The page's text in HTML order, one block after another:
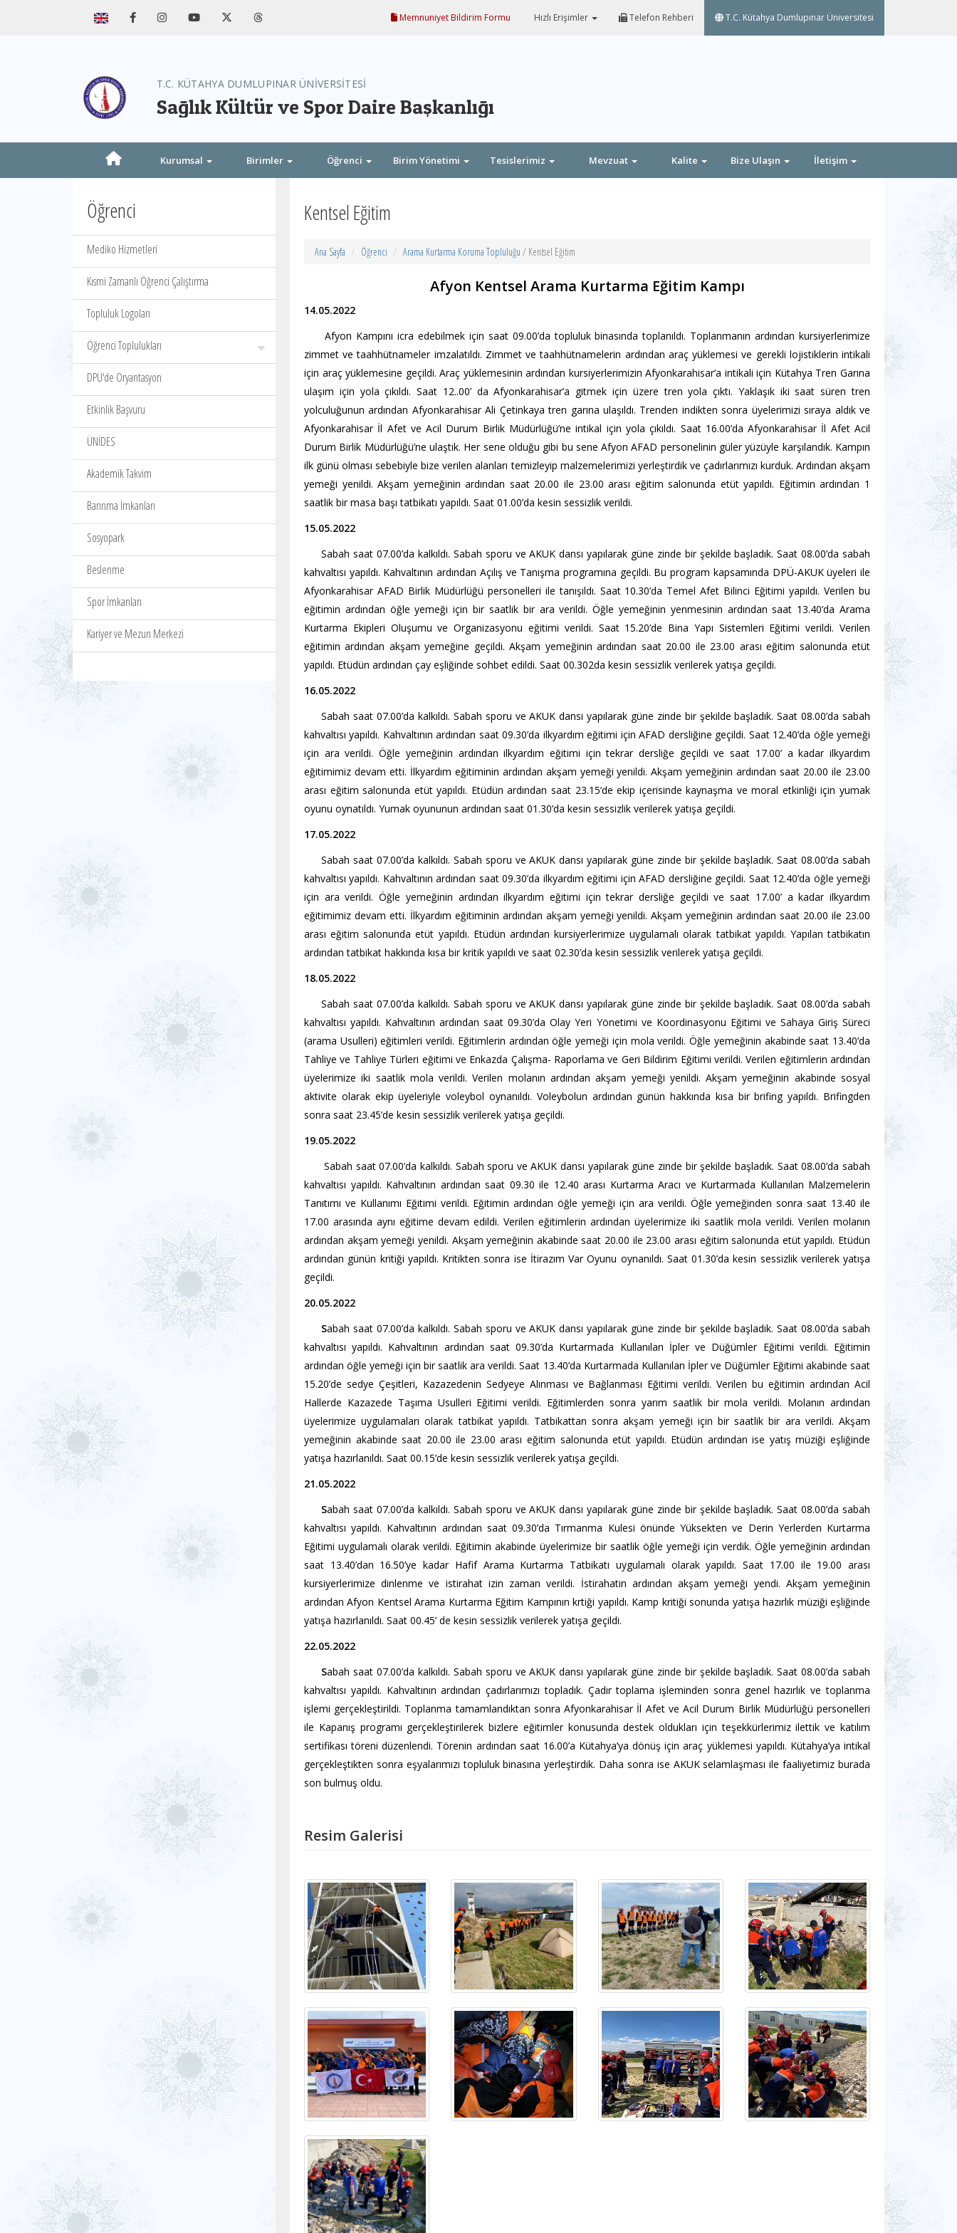
Memnuniyet Bildirim Formu Hızlı Erişimler Telefon Rehberi T.C. Kütahya Dumlupınar Üniversitesi
T.C. KÜTAHYA DUMLUPINAR ÜNİVERSİTESİ
Sağlık Kültür ve Spor Daire Başkanlığı
Kurumsal Birimler Öğrenci Birim Yönetimi Tesislerimiz Mevzuat Kalite Bize Ulaşın İletişim
Öğrenci
Mediko Hizmetleri
Kısmi Zamanlı Öğrenci Çalıştırma
Topluluk Logoları
Öğrenci Toplulukları
DPÜ‘de Oryantasyon
Etkinlik Başvuru
ÜNİDES
Akademik Takvim
Barınma İmkanları
Sosyopark
Beslenme
Spor İmkanları
Kariyer ve Mezun Merkezi
Kentsel Eğitim
Ana Sayfa Öğrenci Arama Kurtarma Koruma Topluluğu / Kentsel Eğitim
Afyon Kentsel Arama Kurtarma Eğitim Kampı
14.05.2022
Afyon Kampını icra edebilmek için saat 09.00’da topluluk binasında toplanıldı. Toplanmanın ardından kursiyerlerimize
zimmet ve taahhütnameler imzalatıldı. Zimmet ve taahhütnamelerin ardından araç yüklemesi ve gerekli lojistiklerin intikali
için araç yüklemesine geçildi. Araç yüklemesinin ardından kursiyerlerimizin Afyonkarahisar’a intikali için Kütahya Tren Garına
ulaşım için yola çıkıldı. Saat 12..00’ da Afyonkarahisar’a gitmek için üzere tren yola çıktı. Yaklaşık iki saat süren tren
yolculuğunun ardından Afyonkarahisar Ali Çetinkaya tren garına ulaşıldı. Trenden indikten sonra üyelerimizi sıraya aldık ve
Afyonkarahisar İl Afet ve Acil Durum Birlik Müdürlüğü’ne intikal için yola çıkıldı. Saat 16.00’da Afyonkarahisar İl Afet Acil
Durum Birlik Müdürlüğü’ne ulaştık. Her sene olduğu gibi bu sene Afyon AFAD personelinin güler yüzüyle karşılandık. Kampın
ilk günü olması sebebiyle bize verilen alanları temizleyip malzemelerimizi yerleştirdik ve çadırlarımızı kurduk. Ardından akşam
yemeği yenildi. Akşam yemeğinin ardından saat 20.00 ile 23.00 arası eğitim salonunda etüt yapıldı. Eğitimin ardından 1
saatlik bir masa başı tatbikatı yapıldı. Saat 01.00’da kesin sessizlik verildi.
15.05.2022
Sabah saat 07.00’da kalkıldı. Sabah sporu ve AKUK dansı yapılarak güne zinde bir şekilde başladık. Saat 08.00’da sabah
kahvaltısı yapıldı. Kahvaltının ardından Açılış ve Tanışma programına geçildi. Bu program kapsamında DPÜ-AKUK üyeleri ile
Afyonkarahisar AFAD Birlik Müdürlüğü personelleri ile tanışıldı. Saat 10.30’da Temel Afet Bilinci Eğitimi yapıldı. Verilen bu
eğitimin ardından öğle yemeği için bir saatlik bir ara verildi. Öğle yemeğinin yenmesinin ardından saat 13.40’da Arama
Kurtarma Ekipleri Oluşumu ve Organizasyonu eğitimi verildi. Saat 15.20’de Bina Yapı Sistemleri Eğitimi verildi. Verilen
eğitimin ardından akşam yemeğine geçildi. Akşam yemeğinin ardından saat 20.00 ile 23.00 arası eğitim salonunda etüt
yapıldı. Etüdün ardından çay eşliğinde sohbet edildi. Saat 00.302da kesin sessizlik verilerek yatışa geçildi.
16.05.2022
Sabah saat 07.00’da kalkıldı. Sabah sporu ve AKUK dansı yapılarak güne zinde bir şekilde başladık. Saat 08.00’da sabah
kahvaltısı yapıldı. Kahvaltının ardından saat 09.30’da ilkyardım eğitimi için AFAD dersliğine geçildi. Saat 12.40’da öğle yemeği
için ara verildi. Öğle yemeğinin ardından ilkyardım eğitimi için tekrar dersliğe geçildi ve saat 17.00’ a kadar ilkyardım
eğitimimiz devam etti. İlkyardım eğitiminin ardından akşam yemeği yenildi. Akşam yemeğinin ardından saat 20.00 ile 23.00
arası eğitim salonunda etüt yapıldı. Etüdün ardından saat 23.15’de ekip içerisinde kaynaşma ve moral etkinliği için yumak
oyunu oynatıldı. Yumak oyununun ardından saat 01.30’da kesin sessizlik verilerek yatışa geçildi.
17.05.2022
Sabah saat 07.00’da kalkıldı. Sabah sporu ve AKUK dansı yapılarak güne zinde bir şekilde başladık. Saat 08.00’da sabah
kahvaltısı yapıldı. Kahvaltının ardından saat 09.30’da ilkyardım eğitimi için AFAD dersliğine geçildi. Saat 12.40’da öğle yemeği
için ara verildi. Öğle yemeğinin ardından ilkyardım eğitimi için tekrar dersliğe geçildi ve saat 17.00’ a kadar ilkyardım
eğitimimiz devam etti. İlkyardım eğitiminin ardından akşam yemeği yenildi. Akşam yemeğinin ardından saat 20.00 ile 23.00
arası eğitim salonunda etüt yapıldı. Etüdün ardından kursiyerlerimize uygulamalı olarak tatbikat yapıldı. Yapılan tatbikatın
ardından tatbikat hakkında kısa bir kritik yapıldı ve saat 02.30’da kesin sessizlik verilerek yatışa geçildi.
18.05.2022
Sabah saat 07.00’da kalkıldı. Sabah sporu ve AKUK dansı yapılarak güne zinde bir şekilde başladık. Saat 08.00’da sabah
kahvaltısı yapıldı. Kahvaltının ardından saat 09.30’da Olay Yeri Yönetimi ve Koordinasyonu Eğitimi ve Sahaya Giriş Süreci
(arama Usulleri) eğitimleri verildi. Eğitimlerin ardından öğle yemeği için mola verildi. Öğle yemeğinin akabinde saat 13.40’da
Tahliye ve Tahliye Türleri eğitimi ve Enkazda Çalışma- Raporlama ve Geri Bildirim Eğitimi verildi. Verilen eğitimlerin ardından
üyelerimize iki saatlik mola verildi. Verilen molanın ardından akşam yemeği yenildi. Akşam yemeğinin akabinde sosyal
aktivite olarak ekip üyeleriyle voleybol oynanıldı. Voleybolun ardından günün hakkında kısa bir brifing yapıldı. Brifingden
sonra saat 23.45’de kesin sessizlik verilerek yatışa geçildi.
19.05.2022
Sabah saat 07.00’da kalkıldı. Sabah sporu ve AKUK dansı yapılarak güne zinde bir şekilde başladık. Saat 08.00’da sabah
kahvaltısı yapıldı. Kahvaltının ardından saat 09.30 ile 12.40 arası Kurtarma Aracı ve Kurtarmada Kullanılan Malzemelerin
Tanıtımı ve Kullanımı Eğitimi verildi. Eğitimin ardından öğle yemeği için ara verildi. Öğle yemeğinden sonra saat 13.40 ile
17.00 arasında aynı eğitime devam edildi. Verilen eğitimlerin ardından üyelerimize iki saatlik mola verildi. Verilen molanın
ardından akşam yemeği yenildi. Akşam yemeğinin akabinde saat 20.00 ile 23.00 arası eğitim salonunda etüt yapıldı. Etüdün
ardından günün kritiği yapıldı. Kritikten sonra ise İtirazım Var Oyunu oynanıldı. Saat 01.30’da kesin sessizlik verilerek yatışa
geçildi.
20.05.2022
Sabah saat 07.00’da kalkıldı. Sabah sporu ve AKUK dansı yapılarak güne zinde bir şekilde başladık. Saat 08.00’da sabah
kahvaltısı yapıldı. Kahvaltının ardından saat 09.30’da Kurtarmada Kullanılan İpler ve Düğümler Eğitimi verildi. Eğitimin
ardından öğle yemeği için bir saatlik ara verildi. Saat 13.40’da Kurtarmada Kullanılan İpler ve Düğümler Eğitimi akabinde saat
15.20’de sedye Çeşitleri, Kazazedenin Sedyeye Alınması ve Bağlanması Eğitimi verildi. Verilen bu eğitimin ardından Acil
Hallerde Kazazede Taşıma Usulleri Eğitimi verildi. Eğitimlerden sonra yarım saatlik bir mola verildi. Molanın ardından
üyelerimize uygulamaları olarak tatbikat yapıldı. Tatbikattan sonra akşam yemeği için bir saatlik bir ara verildi. Akşam
yemeğinin akabinde saat 20.00 ile 23.00 arası eğitim salonunda etüt yapıldı. Etüdün ardından ise yatış müziği eşliğinde
yatışa hazırlanıldı. Saat 00.15’de kesin sessizlik verilerek yatışa geçildi.
21.05.2022
Sabah saat 07.00’da kalkıldı. Sabah sporu ve AKUK dansı yapılarak güne zinde bir şekilde başladık. Saat 08.00’da sabah
kahvaltısı yapıldı. Kahvaltının ardından saat 09.30’da Tırmanma Kulesi önünde Yüksekten ve Derin Yerlerden Kurtarma
Eğitimi uygulamalı olarak verildi. Eğitimin akabinde üyelerimize bir saatlik öğle yemeği için verdik. Öğle yemeğinin ardından
saat 13.40’dan 16.50’ye kadar Hafif Arama Kurtarma Tatbikatı uygulamalı olarak yapıldı. Saat 17.00 ile 19.00 arası
kursiyerlerimize dinlenme ve istirahat izin zaman verildi. İstirahatin ardından akşam yemeği yendi. Akşam yemeğinin
ardından Afyon Kentsel Arama Kurtarma Eğitim Kampının krtiği yapıldı. Kamp kritiği sonunda yatışa hazırlık müziği eşliğinde
yatışa hazırlanıldı. Saat 00.45’ de kesin sessizlik verilerek yatışa geçildi.
22.05.2022
Sabah saat 07.00’da kalkıldı. Sabah sporu ve AKUK dansı yapılarak güne zinde bir şekilde başladık. Saat 08.00’da sabah
kahvaltısı yapıldı. Kahvaltının ardından çadırlarımızı topladık. Çadır toplama işleminden sonra genel hazırlık ve toplanma
işlemi gerçekleştirildi. Toplanma tamamlandıktan sonra Afyonkarahisar İl Afet ve Acil Durum Birlik Müdürlüğü personelleri
ile Kapanış programı gerçekleştirilerek bizlere eğitimler konusunda destek oldukları için teşekkürlerimiz ilettik ve katılım
sertifikası töreni düzenlendi. Törenin ardından saat 16.00’a Kütahya’ya dönüş için araç yüklemesi yapıldı. Kütahya’ya intikal
gerçekleştikten sonra eşyalarımızı topluluk binasına yerleştirdik. Daha sonra ise AKUK selamlaşması ile faaliyetimiz burada
son bulmuş oldu.
Resim Galerisi